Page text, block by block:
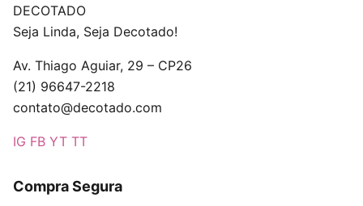
DECOTADO
Seja Linda, Seja Decotado!
Av. Thiago Aguiar, 29 – CP26
(21) 96647-2218
contato@decotado.com
IG FB YT TT
Compra Segura